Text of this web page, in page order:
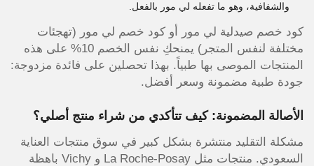
والشفافية، وهو ما تفعله لي مور بالفعل.
كود خصم صيدلية لي مور أو كود خصم لي مور (تهجئات
مختلفة لنفس المتجر) يمنحكِ نفس الخصم 10% على هذه
المنتجات الموصى بها طبياً. بهذا تحصلين على فائدة مزدوجة:
جودة طبية مضمونة وسعر أفضل.
الأصالة المضمونة: كيف تتأكدي من شراء منتج أصلي؟
مشكلة التقليد منتشرة بشكل كبير في سوق منتجات العناية
السعودي. منتجات مثل La Roche-Posay و Vichy باهظة